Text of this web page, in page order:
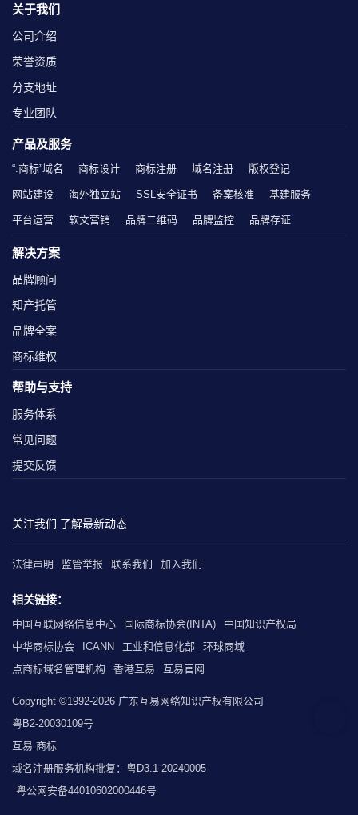
关于我们
公司介绍
荣誉资质
分支地址
专业团队
产品及服务
“.商标”域名 商标设计 商标注册 域名注册 版权登记
网站建设 海外独立站 SSL安全证书 备案核准 基建服务
平台运营 软文营销 品牌二维码 品牌监控 品牌存证
解决方案
品牌顾问
知产托管
品牌全案
商标维权
帮助与支持
服务体系
常见问题
提交反馈
关注我们 了解最新动态
法律声明 监管举报 联系我们 加入我们
相关链接：
中国互联网络信息中心 国际商标协会(INTA)
中国知识产权局
中华商标协会
ICANN 工业和信息化部
环球商域
点商标域名管理机构
香港互易 互易官网
Copyright ©1992-2026 广东互易网络知识产权有限公司
粤B2-20030109号
互易.商标
域名注册服务机构批复：粤D3.1-20240005
粤公网安备44010602000446号